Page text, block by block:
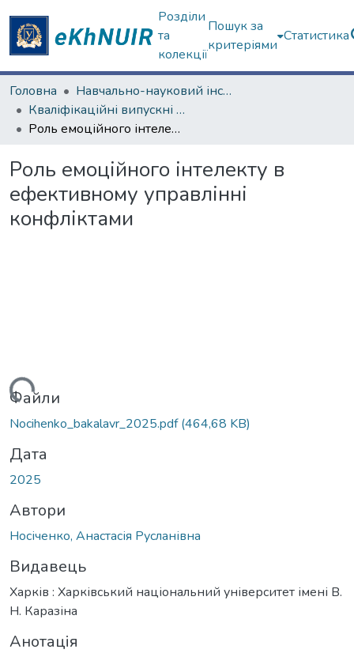
Розділи
та
колекції
Пошук за
критеріями
Статистика
Головна
Навчально-науковий інститут «Українська інженерно-педагогічна академія»
Кваліфікаційні випускні роботи бакалаврів. Навчально-науковий інститут «Українська інженерно-педагогічна академія»
Роль емоційного інтелекту в ефективному управлінні конфліктами
Роль емоційного інтелекту в
ефективному управлінні
конфліктами
Файли
Nocihenko_bakalavr_2025.pdf(464,68 KB)
Дата
2025
Автори
Носіченко, Анастасія Русланівна
Видавець
Харків : Харківський національний університет імені В.
Н. Каразіна
Анотація